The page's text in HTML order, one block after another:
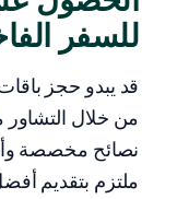
للسفر
قد يبدو حجز
من خلال التشاور
نصائح مخصصة
ملتزم بتقديم